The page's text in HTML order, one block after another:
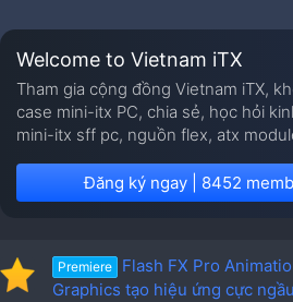
Welcome to Vietnam iTX
Tham gia cộng đồng Vietnam iTX,
case mini-itx PC, chia sẻ, học hỏi
mini-itx sff pc, nguồn flex, atx
Đăng ký ngay | 8452
Premiere
Flash FX Pro
Graphics tạo hiệu ứng cực